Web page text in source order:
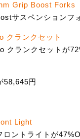
Grip Boost Forks
サスペンションフ
クランクセット
クランクセットが
58,645円
Light
ントライトが